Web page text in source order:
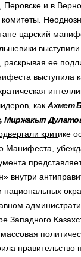
Перовске и в
царский
раскрывая ее
выступила
какАхмет
Миржакып
критике
Манифеста,
внутри
национальных
Западного
правительство